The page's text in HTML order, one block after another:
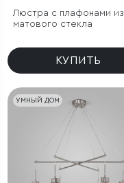
Люстра с плафонами из
матового стекла
КУПИТЬ
УМНЫЙ ДОМ